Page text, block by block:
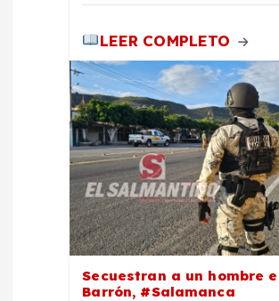
LEER COMPLETO
Secuestran a un hombre
Barrón, #Salamanca